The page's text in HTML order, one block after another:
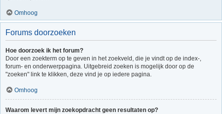
Omhoog
Forums doorzoeken
Hoe doorzoek ik het forum?
Door een zoekterm op te geven in het zoekveld, die je vindt op de index-,
forum- en onderwerppagina. Uitgebreid zoeken is mogelijk door op de
"zoeken" link te klikken, deze vind je op iedere pagina.
Omhoog
Waarom levert mijn zoekopdracht geen resultaten op?